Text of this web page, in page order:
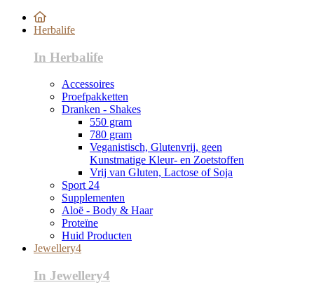
Herbalife
In Herbalife
Accessoires
Proefpakketten
Dranken - Shakes
550 gram
780 gram
Veganistisch, Glutenvrij, geen
Kunstmatige Kleur- en Zoetstoffen
Vrij van Gluten, Lactose of Soja
Sport 24
Supplementen
Aloë - Body & Haar
Proteïne
Huid Producten
Jewellery4
In Jewellery4